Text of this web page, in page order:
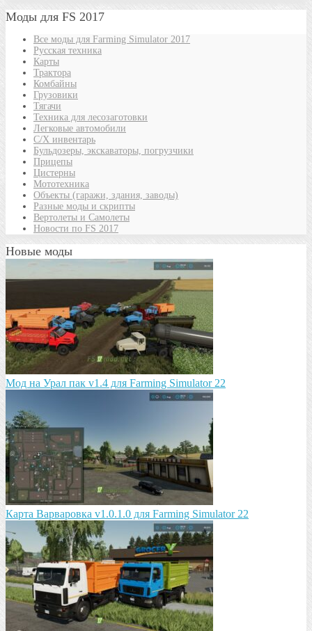
Моды для FS 2017
Все моды для Farming Simulator 2017
Русская техника
Карты
Трактора
Комбайны
Грузовики
Тягачи
Техника для лесозаготовки
Легковые автомобили
С/Х инвентарь
Бульдозеры, экскаваторы, погрузчики
Прицепы
Цистерны
Мототехника
Объекты (гаражи, здания, заводы)
Разные моды и скрипты
Вертолеты и Самолеты
Новости по FS 2017
Новые моды
Мод на Урал пак v1.4 для Farming Simulator 22
Карта Варваровка v1.0.1.0 для Farming Simulator 22